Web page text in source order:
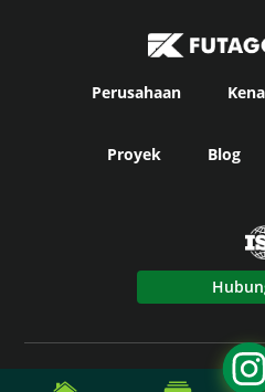
Perusahaan
Proyek Blog
© Copyright Futago Karya